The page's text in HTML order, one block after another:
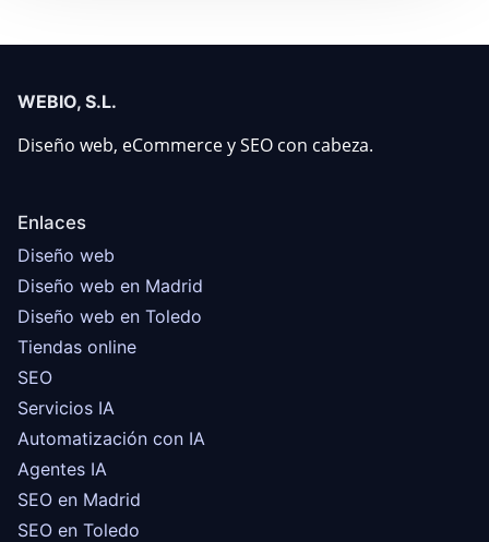
WEBIO, S.L.
Diseño web, eCommerce y SEO con cabeza.
Enlaces
Diseño web
Diseño web en Madrid
Diseño web en Toledo
Tiendas online
SEO
Servicios IA
Automatización con IA
Agentes IA
SEO en Madrid
SEO en Toledo